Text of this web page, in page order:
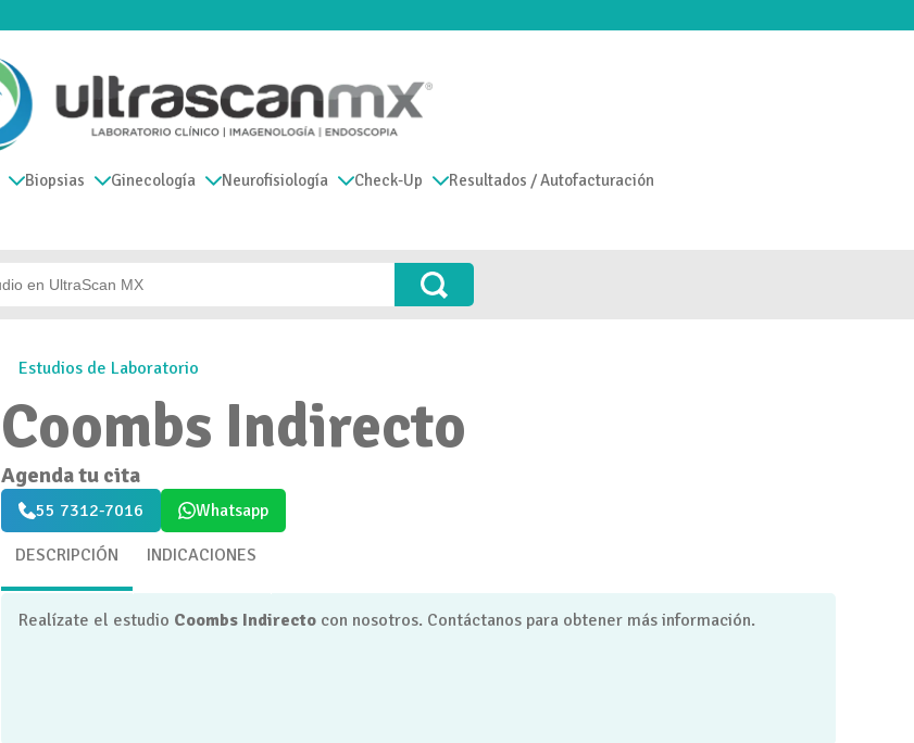
Biopsias Ginecología Neurofisiología Check-Up Resultados / Autofacturación
Estudios de Laboratorio
Coombs Indirecto
Agenda tu cita
55 7312-7016 Whatsapp
DESCRIPCIÓN INDICACIONES
Realízate el estudio Coombs Indirecto con nosotros. Contáctanos para obtener más información.